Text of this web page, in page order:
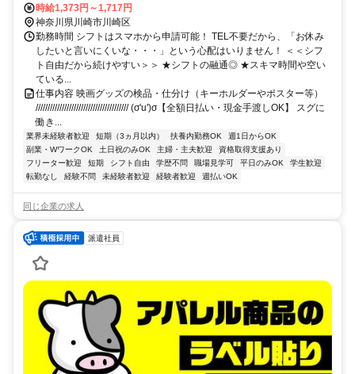
時給1,373円～1,717円
神奈川県川崎市川崎区
勤務時間 シフトはスマホから申請可能！ TEL不要だから、「お休み
したいと言いにくいな・・・」という心配はいりません！ ＜＜シフ
ト自由だから続けやすい＞＞ ★シフトの融通◎ ★スキマ時間や空い
ている...
仕事内容 映画グッズの検品・仕分け（キーホルダーやポスター等）
/////////////////////////////////////// (σ'u')σ【全額日払い・現金手渡しOK】 スグに
働き...
業界未経験者歓迎 短期（3ヵ月以内） 扶養内勤務OK
週1日からOK
副業・WワークOK
土日祝のみOK 主婦・主夫歓迎
資格取得支援あり
フリーター歓迎
短期 シフト自由 学歴不問 職場見学可 平日のみOK
学生歓迎
転勤なし
経験不問 未経験者歓迎 経験者歓迎 週払いOK
同じ企業の求人
派遣社員